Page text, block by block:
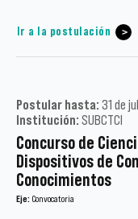
Ir a la postulación
Postular hasta: 31 de
Institución: SUBCTCI
Concurso de
Dispositivos de
Conocimientos
Eje: Convocatoria